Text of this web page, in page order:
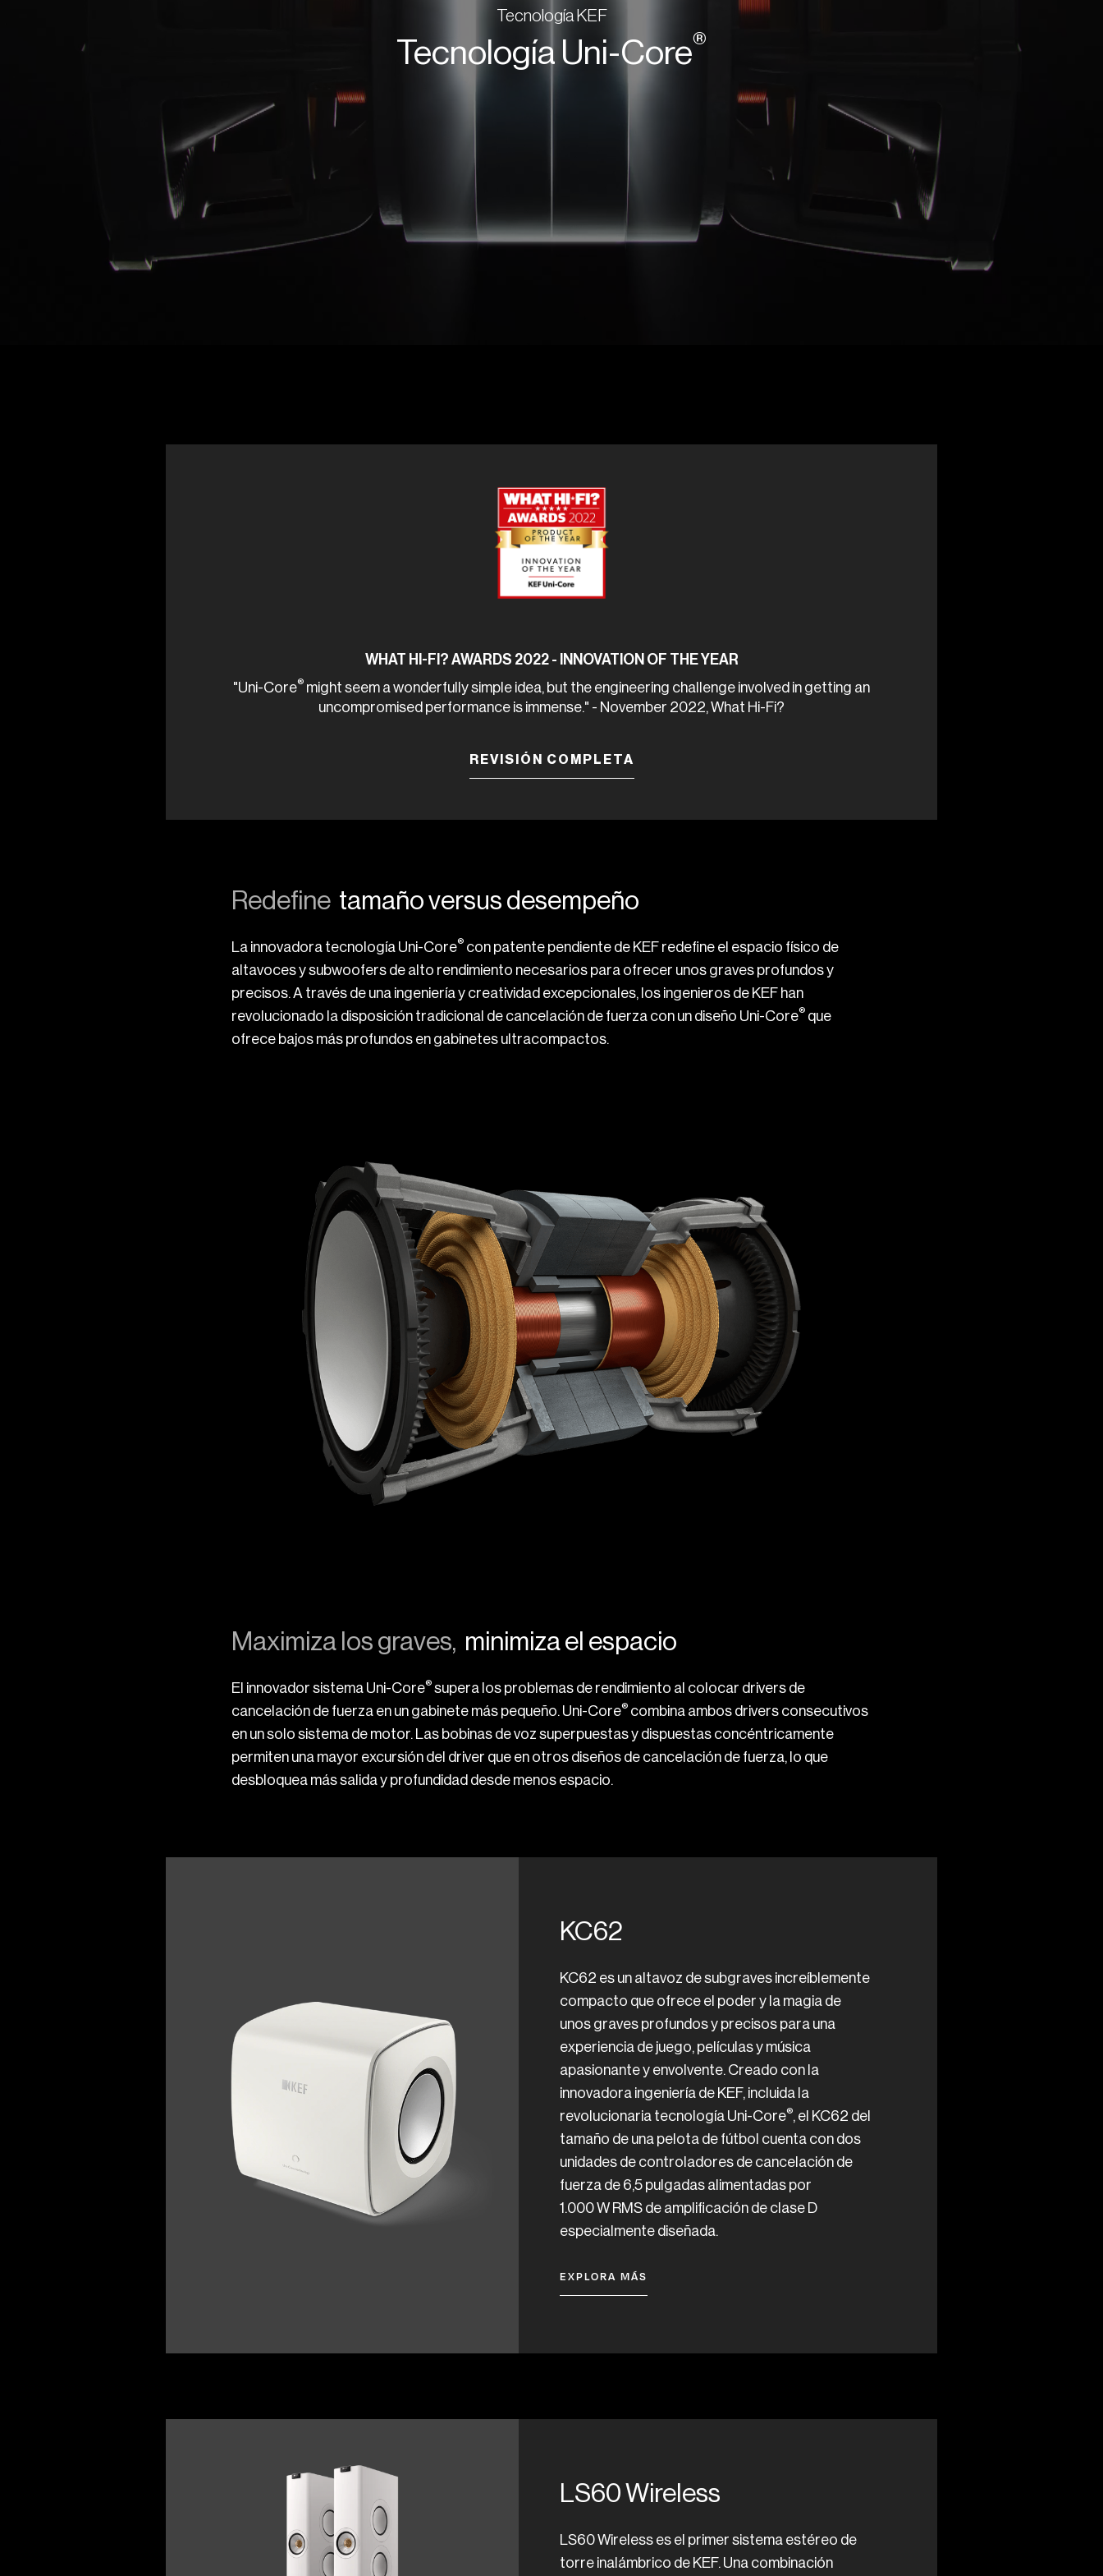
Tecnología KEF
Tecnología Uni-Core®
WHAT HI-FI? AWARDS 2022 - INNOVATION OF THE YEAR
"Uni-Core® might seem a wonderfully simple idea, but the engineering challenge involved in getting an
uncompromised performance is immense." - November 2022, What Hi-Fi?
REVISIÓN COMPLETA
Redefine tamaño versus desempeño
La innovadora tecnología Uni-Core® con patente pendiente de KEF redefine el espacio físico de
altavoces y subwoofers de alto rendimiento necesarios para ofrecer unos graves profundos y
precisos. A través de una ingeniería y creatividad excepcionales, los ingenieros de KEF han
revolucionado la disposición tradicional de cancelación de fuerza con un diseño Uni-Core® que
ofrece bajos más profundos en gabinetes ultracompactos.
Maximiza los graves, minimiza el espacio
El innovador sistema Uni-Core® supera los problemas de rendimiento al colocar drivers de
cancelación de fuerza en un gabinete más pequeño. Uni-Core® combina ambos drivers consecutivos
en un solo sistema de motor. Las bobinas de voz superpuestas y dispuestas concéntricamente
permiten una mayor excursión del driver que en otros diseños de cancelación de fuerza, lo que
desbloquea más salida y profundidad desde menos espacio.
KC62
KC62 es un altavoz de subgraves increíblemente
compacto que ofrece el poder y la magia de
unos graves profundos y precisos para una
experiencia de juego, películas y música
apasionante y envolvente. Creado con la
innovadora ingeniería de KEF, incluida la
revolucionaria tecnología Uni-Core®, el KC62 del
tamaño de una pelota de fútbol cuenta con dos
unidades de controladores de cancelación de
fuerza de 6,5 pulgadas alimentadas por
1.000 W RMS de amplificación de clase D
especialmente diseñada.
EXPLORA MÁS
LS60 Wireless
LS60 Wireless es el primer sistema estéreo de
torre inalámbrico de KEF. Una combinación